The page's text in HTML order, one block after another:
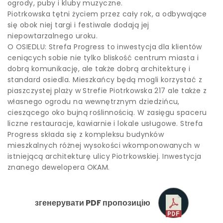
ogrody, puby i kluby muzyczne.
Piotrkowska tętni życiem przez cały rok, a odbywające
się obok niej targi i festiwale dodają jej
niepowtarzalnego uroku.
O OSIEDLU: Strefa Progress to inwestycja dla klientów
ceniących sobie nie tylko bliskość centrum miasta i
dobrą komunikację, ale także dobrą architekturę i
standard osiedla. Mieszkańcy będą mogli korzystać z
piaszczystej plaży w Strefie Piotrkowska 217 ale także z
własnego ogrodu na wewnętrznym dziedzińcu,
cieszącego oko bujną roślinnością. W zasięgu spaceru
liczne restauracje, kawiarnie i lokale usługowe. Strefa
Progress składa się z kompleksu budynków
mieszkalnych różnej wysokości wkomponowanych w
istniejącą architekturę ulicy Piotrkowskiej. Inwestycja
znanego dewelopera OKAM.
згенерувати PDF пропозицію